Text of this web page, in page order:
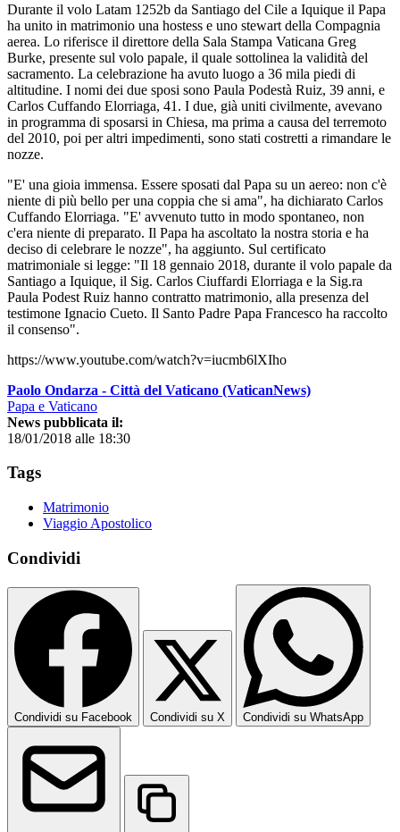
Durante il volo Latam 1252b da Santiago del Cile a Iquique il Papa
ha unito in matrimonio una hostess e uno stewart della Compagnia
aerea. Lo riferisce il direttore della Sala Stampa Vaticana Greg
Burke, presente sul volo papale, il quale sottolinea la validità del
sacramento. La celebrazione ha avuto luogo a 36 mila piedi di
altitudine. I nomi dei due sposi sono Paula Podestà Ruiz, 39 anni, e
Carlos Cuffando Elorriaga, 41. I due, già uniti civilmente, avevano
in programma di sposarsi in Chiesa, ma prima a causa del terremoto
del 2010, poi per altri impedimenti, sono stati costretti a rimandare le
nozze.
"E' una gioia immensa. Essere sposati dal Papa su un aereo: non c'è
niente di più bello per una coppia che si ama", ha dichiarato Carlos
Cuffando Elorriaga. "E' avvenuto tutto in modo spontaneo, non
c'era niente di preparato. Il Papa ha ascoltato la nostra storia e ha
deciso di celebrare le nozze", ha aggiunto. Sul certificato
matrimoniale si legge: "Il 18 gennaio 2018, durante il volo papale da
Santiago a Iquique, il Sig. Carlos Ciuffardi Elorriaga e la Sig.ra
Paula Podest Ruiz hanno contratto matrimonio, alla presenza del
testimone Ignacio Cueto. Il Santo Padre Papa Francesco ha raccolto
il consenso".
https://www.youtube.com/watch?v=iucmb6lXIho
Paolo Ondarza - Città del Vaticano (VaticanNews)
Papa e Vaticano
News pubblicata il:
18/01/2018 alle 18:30
Tags
Matrimonio
Viaggio Apostolico
Condividi
Condividi su Facebook Condividi su X Condividi su WhatsApp